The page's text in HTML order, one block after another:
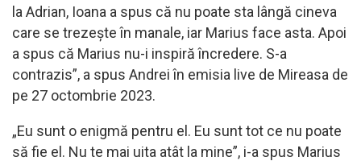
la Adrian, Ioana a spus că nu poate sta lângă cineva
care se trezește în manale, iar Marius face asta. Apoi
a spus că Marius nu-i inspiră încredere. S-a
contrazis”, a spus Andrei în emisia live de Mireasa de
pe 27 octombrie 2023.
„Eu sunt o enigmă pentru el. Eu sunt tot ce nu poate
să fie el. Nu te mai uita atât la mine”, i-a spus Marius